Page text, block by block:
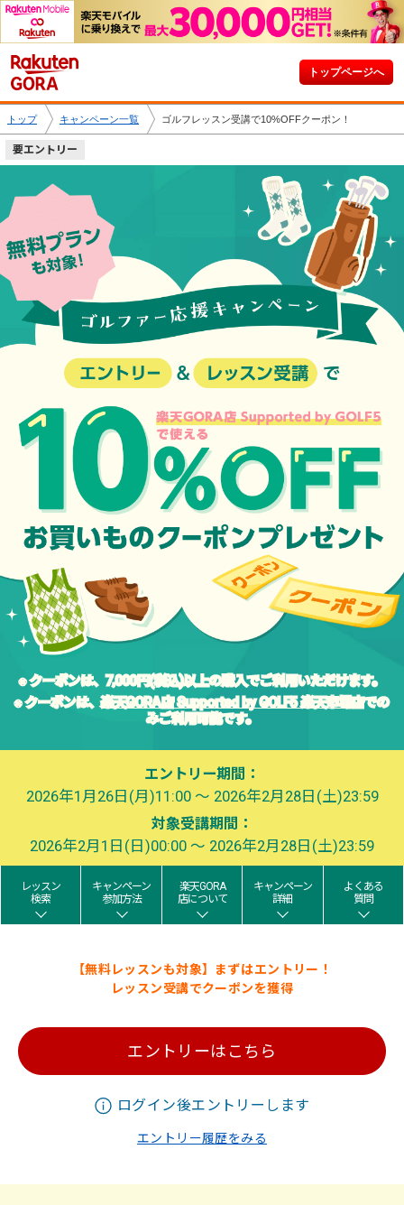
トップページへ
トップ キャンペーン一覧 ゴルフレッスン受講で10%OFFクーポン！
要エントリー
※ クーポンは、7,000円(税込)以上の購入でご利用いただけます。
※ クーポンは、楽天GORA店 Supported by GOLF5 楽天市場店 での
みご利用可能です。
エントリー期間：
2026年1月26日(月)11:00 ～ 2026年2月28日(土)23:59
対象受講期間：
2026年2月1日(日)00:00 ～ 2026年2月28日(土)23:59
レッスン
検索
キャンペーン
参加方法
楽天GORA
店について
キャンペーン
詳細
よくある
質問
【無料レッスンも対象】まずはエントリー！
レッスン受講でクーポンを獲得
エントリーはこちら
ログイン後エントリーします
エントリー履歴をみる